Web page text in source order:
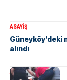
ASAYIŞ
Güneyköy’deki
alındı
ASAYIŞ